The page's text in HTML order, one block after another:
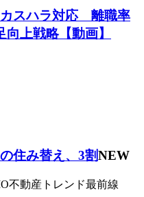
スハラ対応 離職率
上戦略【動画】
住み替え、3割NEW
不動産トレンド最前線